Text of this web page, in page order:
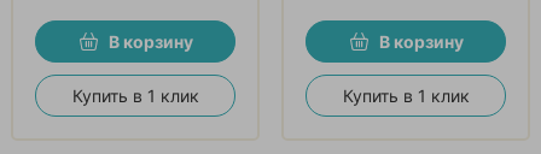
В корзину
Купить в 1 клик
В корзину
Купить в 1 клик